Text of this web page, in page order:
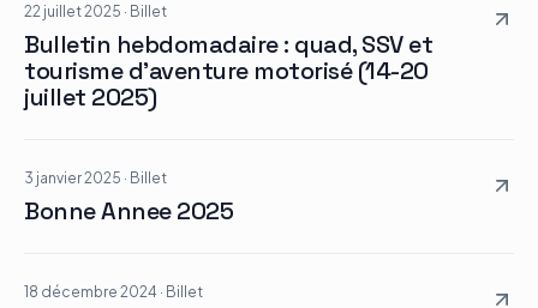
22 juillet 2025 · Billet
Bulletin hebdomadaire : quad, SSV et
tourisme d’aventure motorisé (14-20
juillet 2025)
3 janvier 2025 · Billet
Bonne Annee 2025
18 décembre 2024 · Billet